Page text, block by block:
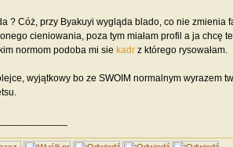
? Cóż, przy Byakuyi wygląda blado, co nie zmienia
cieniowania, poza tym miałam profil a ja chcę
normom podoba mi sie kadrz którego rysowałam.
wyjątkowy bo ze SWOIM normalnym wyrazem